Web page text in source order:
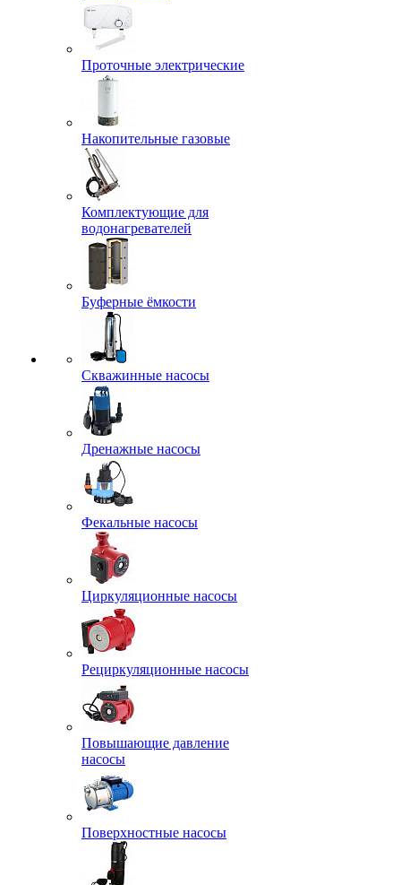
Проточные электрические
Накопительные газовые
Комплектующие для
водонагревателей
Буферные ёмкости
Скважинные насосы
Дренажные насосы
Фекальные насосы
Циркуляционные насосы
Рециркуляционные насосы
Повышающие давление
насосы
Поверхностные насосы